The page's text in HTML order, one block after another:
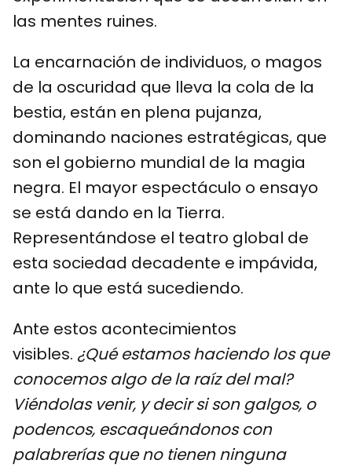
las mentes ruines.
La encarnación de individuos, o magos
de la oscuridad que lleva la cola de la
bestia, están en plena pujanza,
dominando naciones estratégicas, que
son el gobierno mundial de la magia
negra. El mayor espectáculo o ensayo
se está dando en la Tierra.
Representándose el teatro global de
esta sociedad decadente e impávida,
ante lo que está sucediendo.
Ante estos acontecimientos
visibles. ¿Qué estamos haciendo los que
conocemos algo de la raíz del mal?
Viéndolas venir, y decir si son galgos, o
podencos, escaqueándonos con
palabrerías que no tienen ninguna